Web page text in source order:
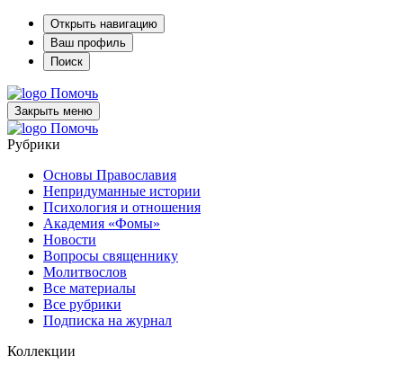
Открыть навигацию
Ваш профиль
Поиск
Помочь
Закрыть меню
Помочь
Рубрики
Основы Православия
Непридуманные истории
Психология и отношения
Академия «Фомы»
Новости
Вопросы священнику
Молитвослов
Все материалы
Все рубрики
Подписка на журнал
Коллекции